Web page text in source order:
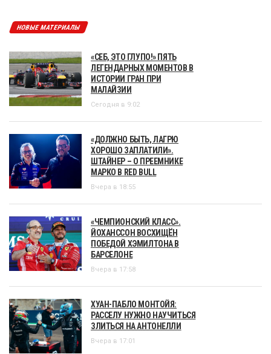
НОВЫЕ МАТЕРИАЛЫ
«СЕБ, ЭТО ГЛУПО!» ПЯТЬ
ЛЕГЕНДАРНЫХ МОМЕНТОВ В
ИСТОРИИ ГРАН ПРИ
МАЛАЙЗИИ
Сегодня в 9:02
«ДОЛЖНО БЫТЬ, ЛАГРЮ
ХОРОШО ЗАПЛАТИЛИ».
ШТАЙНЕР – О ПРЕЕМНИКЕ
МАРКО В RED BULL
Вчера в 18:55
«ЧЕМПИОНСКИЙ КЛАСС».
ЙОХАНССОН ВОСХИЩЁН
ПОБЕДОЙ ХЭМИЛТОНА В
БАРСЕЛОНЕ
Вчера в 17:58
ХУАН-ПАБЛО МОНТОЙЯ:
РАССЕЛУ НУЖНО НАУЧИТЬСЯ
ЗЛИТЬСЯ НА АНТОНЕЛЛИ
Вчера в 17:01